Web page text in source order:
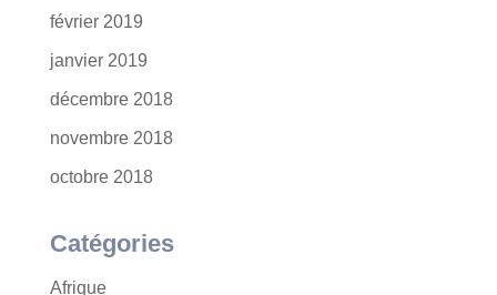
février 2019
janvier 2019
décembre 2018
novembre 2018
octobre 2018
Catégories
Afrique